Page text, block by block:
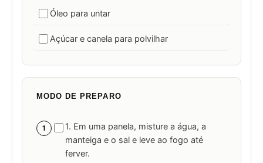
Óleo para untar
Açúcar e canela para polvilhar
MODO DE PREPARO
1
1. Em uma panela, misture a água, a
manteiga e o sal e leve ao fogo até
ferver.